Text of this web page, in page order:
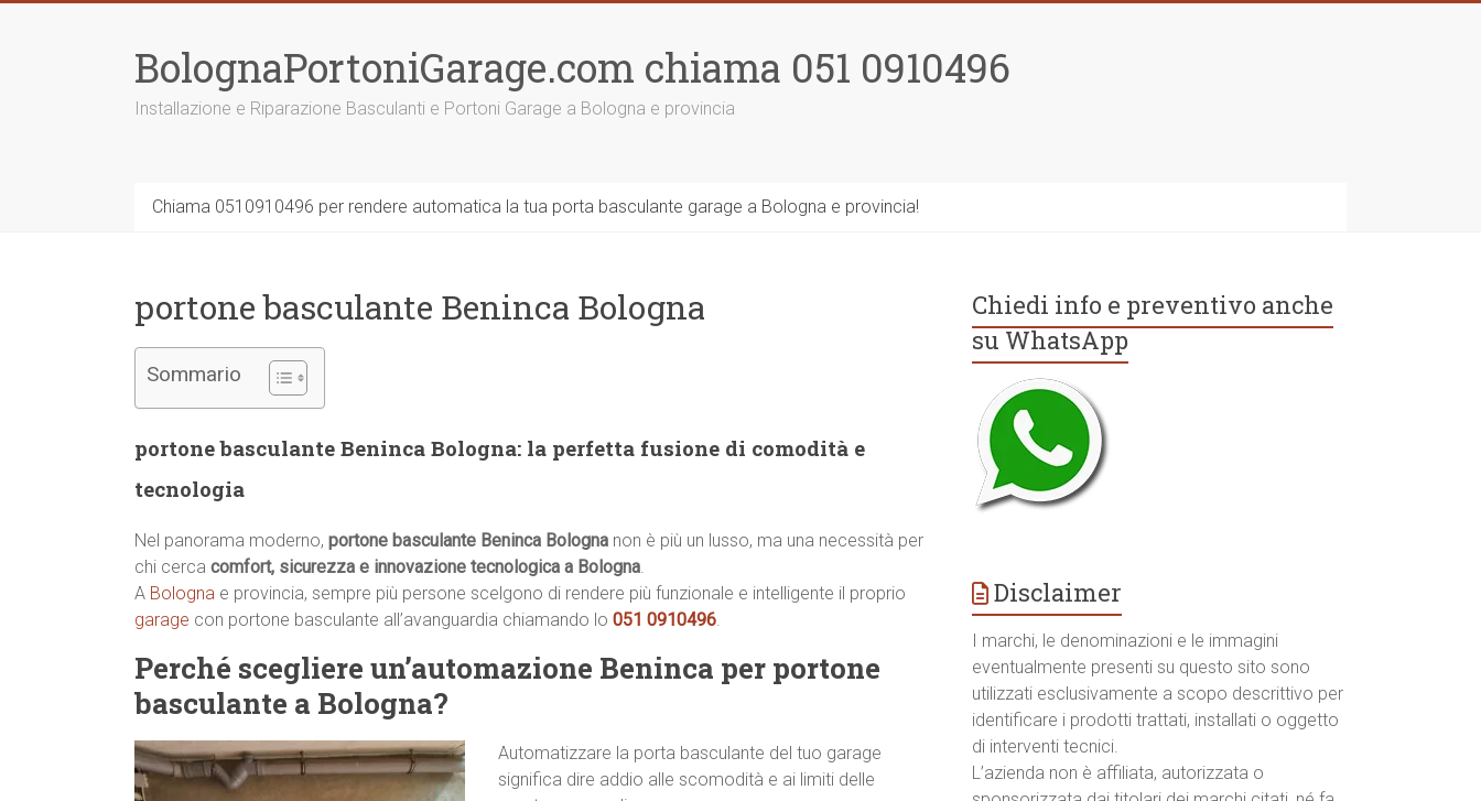
BolognaPortoniGarage.com chiama 051 0910496
Installazione e Riparazione Basculanti e Portoni Garage a Bologna e provincia
Chiama 0510910496 per rendere automatica la tua porta basculante garage a Bologna e provincia!
portone basculante Beninca Bologna
Sommario
portone basculante Beninca Bologna: la perfetta fusione di comodità e
tecnologia
Nel panorama moderno, portone basculante Beninca Bologna non è più un lusso, ma una necessità per
chi cerca comfort, sicurezza e innovazione tecnologica a Bologna.
A Bologna e provincia, sempre più persone scelgono di rendere più funzionale e intelligente il proprio
garage con portone basculante all’avanguardia chiamando lo 051 0910496.
Perché scegliere un’automazione Beninca per portone
basculante a Bologna?
Automatizzare la porta basculante del tuo garage
significa dire addio alle scomodità e ai limiti delle
Chiedi info e preventivo anche
su WhatsApp
Disclaimer
I marchi, le denominazioni e le immagini
eventualmente presenti su questo sito sono
utilizzati esclusivamente a scopo descrittivo per
identificare i prodotti trattati, installati o oggetto
di interventi tecnici.
L’azienda non è affiliata, autorizzata o